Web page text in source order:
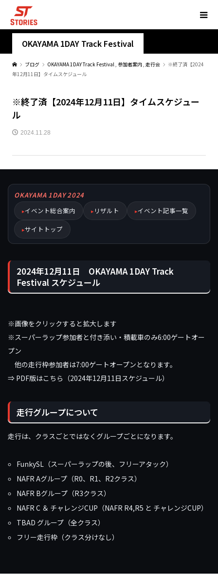
OKAYAMA 1DAY Track Festival
ブログ OKAYAMA 1DAY Track Festival, 参加者案内, 走行会
※終了済【2024
年12月11日】タイムスケジュール
※終了済【2024年12月11日】タイムスケジュー
ル
2024.11.28
OKAYAMA 1DAY 2024
イベント総合案内
リザルト
イベント記事一覧
サイトトップ
2024年12月11日 OKAYAMA 1DAY Track
Festival スケジュール
※画像をクリックすると拡大します
※スーパーラップ参加者と付き添い・積載車のみ6:00ゲートオー
プン
他の走行枠参加者は7:00ゲートオープンとなります。
⇒ PDF版はこちら（2024年12月11日スケジュール）
走行グループについて
走行は、クラスごとではなくグループごとになります。
FunkySL（スーパーラップの後、フリーアタック）
NAFR Aグループ（R0、R1、R2クラス）
NAFR Bグループ（R3クラス）
NAFR C ＆ チャレンジCUP（NAFR R4,R5 と チャレンジCUP）
TBAD グループ（全クラス）
フリー走行枠（クラス分けなし）